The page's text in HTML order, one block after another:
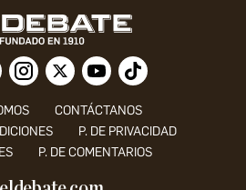
CONTÁCTANOS
P. DE PRIVACIDAD
P. DE COMENTARIOS